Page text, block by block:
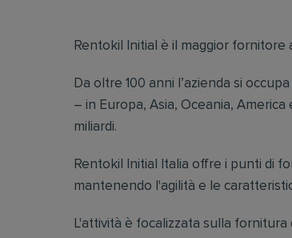
Rentokil Initial è il maggior fornitore
Da oltre 100 anni l’azienda si
– in Europa, Asia, Oceania,
miliardi.
Rentokil Initial Italia offre i punti di
mantenendo l'agilità e le
L'attività è focalizzata sulla fornitura